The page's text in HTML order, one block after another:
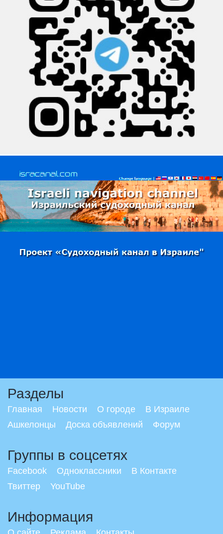
Разделы
Главная Новости О городе
В Израиле
Ашкелонцы
Доска объявлений Форум
Группы в соцсетях
Facebook Одноклассники
В Контакте
Твиттер
YouTube
Информация